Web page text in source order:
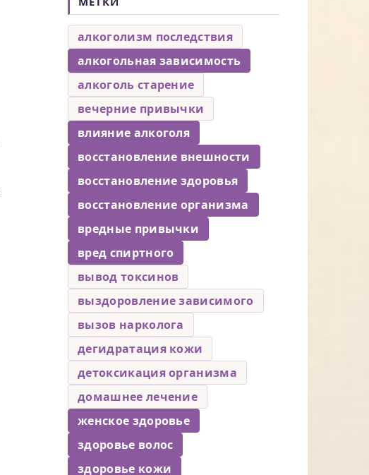
алкоголизм последствия
алкогольная зависимость
алкоголь старение
вечерние привычки
влияние алкоголя
восстановление внешности
восстановление здоровья
восстановление организма
вредные привычки
вред спиртного
вывод токсинов
выздоровление зависимого
вызов нарколога
дегидратация кожи
детоксикация организма
домашнее лечение
женское здоровье
здоровье волос
здоровье кожи